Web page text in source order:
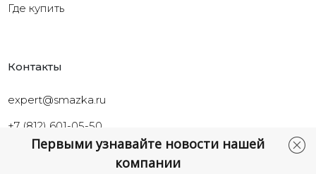
Первыми узнавайте новости нашей
компании
Где купить
Контакты
expert@smazka.ru
+7 (812) 601-05-50
Санкт-Петербург,
ул.Промышленная, д.40а